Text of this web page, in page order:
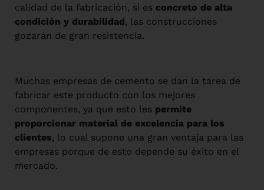
calidad de la fabricación, si es concreto de alta
condición y durabilidad, las construcciones
gozarán de gran resistencia.
Muchas empresas de cemento se dan la tarea de
fabricar este producto con los mejores
componentes, ya que esto les permite
proporcionar material de excelencia para los
clientes, lo cual supone una gran ventaja para las
empresas porque de esto depende su éxito en el
mercado.